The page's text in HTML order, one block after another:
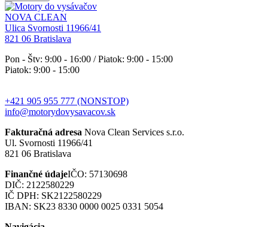
NOVA CLEAN
Ulica Svornosti 11966/41
821 06 Bratislava
Pon - Štv: 9:00 - 16:00 / Piatok: 9:00 - 15:00
Piatok: 9:00 - 15:00
+421 905 955 777 (NONSTOP)
info@motorydovysavacov.sk
Fakturačná adresa Nova Clean Services s.r.o.
Ul. Svornosti 11966/41
821 06 Bratislava
Finančné údajeIČO: 57130698
DIČ: 2122580229
IČ DPH: SK2122580229
IBAN: SK23 8330 0000 0025 0331 5054